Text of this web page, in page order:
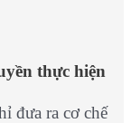
thực hiện
đưa ra cơ chế